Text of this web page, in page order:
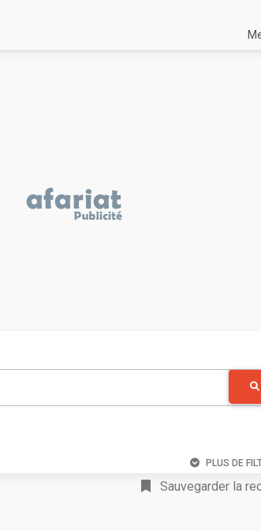
PLUS DE
Sauvegarder la